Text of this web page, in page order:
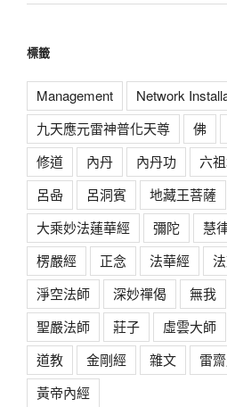
標籤
Management Network
九天應元雷神普化天尊
佛
修道
內丹 內丹功 六
呂喦
呂洞賓 地藏王菩薩
大乘妙法蓮華經
彌陀 慧
楞嚴經
正念 法華經
淨空法師
深妙禪偈 無我
聖嚴法師
莊子 虛雲大師
道教
金剛經 雜文 雷
黃帝內經